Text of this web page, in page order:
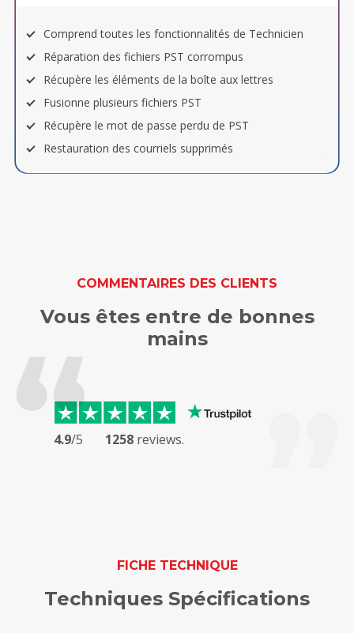
Comprend toutes les fonctionnalités de Technicien
Réparation des fichiers PST corrompus
Récupère les éléments de la boîte aux lettres
Fusionne plusieurs fichiers PST
Récupère le mot de passe perdu de PST
Restauration des courriels supprimés
COMMENTAIRES DES CLIENTS
Vous êtes entre de bonnes
mains
4.9/5 1258reviews.
FICHE TECHNIQUE
Techniques Spécifications